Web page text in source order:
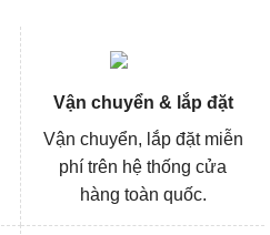
Vận chuyển & lắp đặt
Vận chuyển, lắp đặt miễn
phí trên hệ thống cửa
hàng toàn quốc.